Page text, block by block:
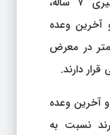
آخرین وعده
در معرض
دارند.
و آخرین وعده
نسبت به